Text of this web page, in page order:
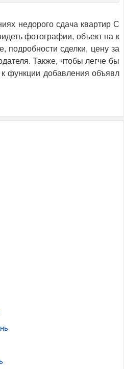
недорого сдача квартир С
фотографии, объект на к
подробности сделки, цену за
Также, чтобы легче бы
к функции добавления объявл